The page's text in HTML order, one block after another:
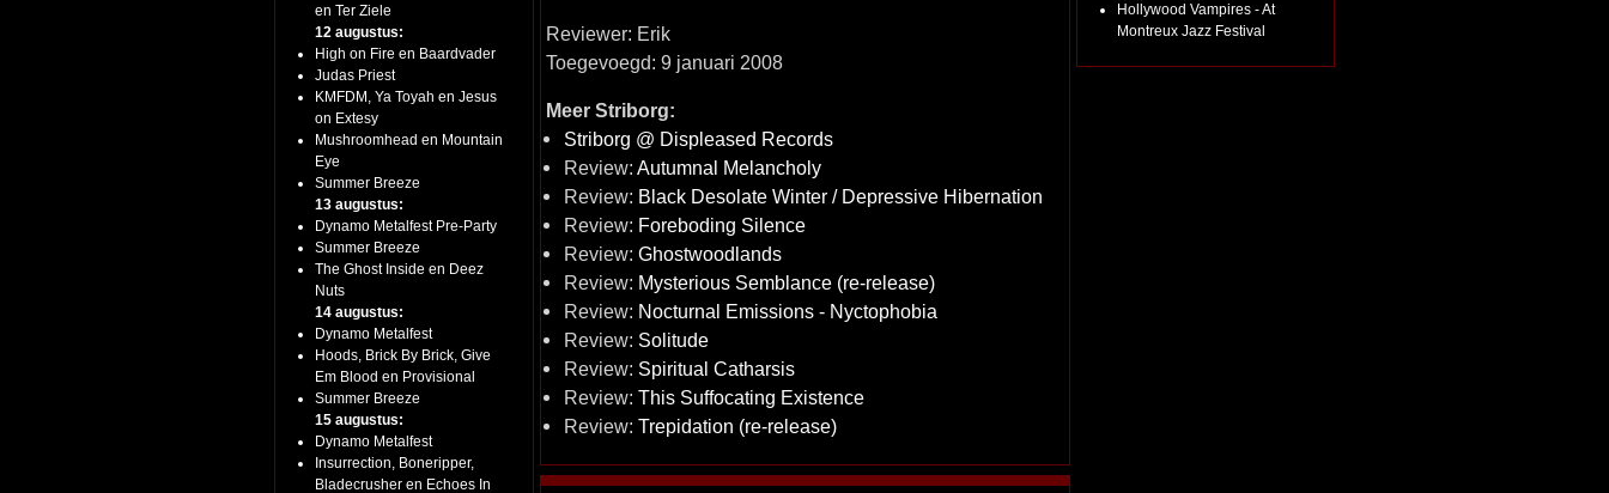
en Ter Ziele
12 augustus:
High on Fire en Baardvader
Judas Priest
KMFDM, Ya Toyah en Jesus
on Extesy
Mushroomhead en Mountain
Eye
Summer Breeze
13 augustus:
Dynamo Metalfest Pre-Party
Summer Breeze
The Ghost Inside en Deez
Nuts
14 augustus:
Dynamo Metalfest
Hoods, Brick By Brick, Give
Em Blood en Provisional
Summer Breeze
15 augustus:
Dynamo Metalfest
Insurrection, Boneripper,
Bladecrusher en Echoes In
Reviewer: Erik
Toegevoegd: 9 januari 2008
Meer Striborg:
Striborg @ Displeased Records
Review: Autumnal Melancholy
Review: Black Desolate Winter / Depressive Hibernation
Review: Foreboding Silence
Review: Ghostwoodlands
Review: Mysterious Semblance (re-release)
Review: Nocturnal Emissions - Nyctophobia
Review: Solitude
Review: Spiritual Catharsis
Review: This Suffocating Existence
Review: Trepidation (re-release)
Hollywood Vampires - At
Montreux Jazz Festival